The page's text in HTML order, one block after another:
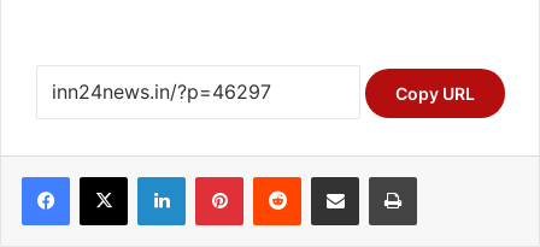
Copy URL
Facebook
X LinkedInPinterestReddit Share via Email Print